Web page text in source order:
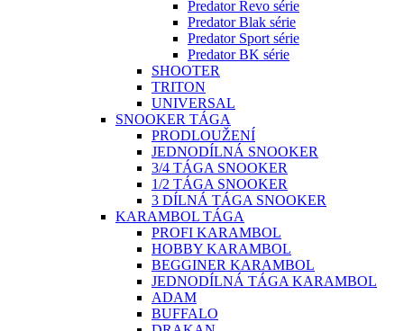
Predator Revo série
Predator Blak série
Predator Sport série
Predator BK série
SHOOTER
TRITON
UNIVERSAL
SNOOKER TÁGA
PRODLOUŽENÍ
JEDNODÍLNÁ SNOOKER
3/4 TÁGA SNOOKER
1/2 TÁGA SNOOKER
3 DÍLNÁ TÁGA SNOOKER
KARAMBOL TÁGA
PROFI KARAMBOL
HOBBY KARAMBOL
BEGGINER KARAMBOL
JEDNODÍLNÁ TÁGA KARAMBOL
ADAM
BUFFALO